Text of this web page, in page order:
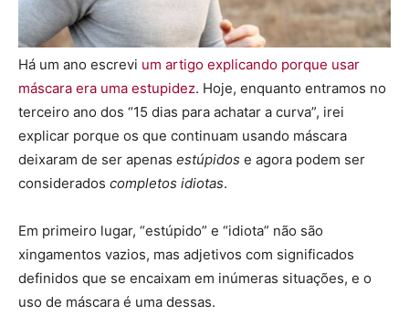
Há um ano escrevi um artigo explicando porque usar
máscara era uma estupidez. Hoje, enquanto entramos no
terceiro ano dos “15 dias para achatar a curva”, irei
explicar porque os que continuam usando máscara
deixaram de ser apenas estúpidos e agora podem ser
considerados completos idiotas.
Em primeiro lugar, “estúpido” e “idiota” não são
xingamentos vazios, mas adjetivos com significados
definidos que se encaixam em inúmeras situações, e o
uso de máscara é uma dessas.